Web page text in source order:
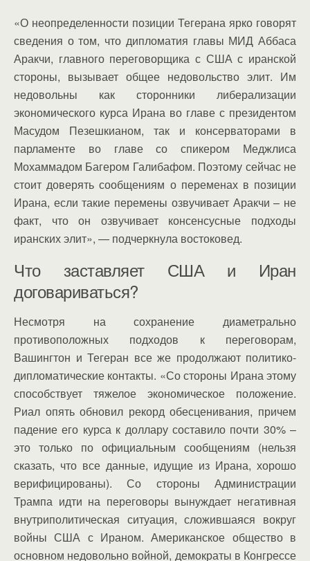
«О неопределенности позиции Тегерана ярко говорят
сведения о том, что дипломатия главы МИД Аббаса
Аракчи, главного переговорщика с США с иранской
стороны, вызывает общее недовольство элит. Им
недовольны как сторонники либерализации
экономического курса Ирана во главе с президентом
Масудом Пезешкианом, так и консерваторами в
парламенте во главе со спикером Меджлиса
Мохаммадом Багером Галибафом. Поэтому сейчас не
стоит доверять сообщениям о переменах в позиции
Ирана, если такие перемены озвучивает Аракчи – не
факт, что он озвучивает консенсусные подходы
иранских элит», — подчеркнула востоковед.
Что заставляет США и Иран
договариваться?
Несмотря на сохранение диаметрально
противоположных подходов к переговорам,
Вашингтон и Тегеран все же продолжают политико-
дипломатические контакты. «Со стороны Ирана этому
способствует тяжелое экономическое положение.
Риал опять обновил рекорд обесценивания, причем
падение его курса к доллару составило почти 30% –
это только по официальным сообщениям (нельзя
сказать, что все данные, идущие из Ирана, хорошо
верифицированы). Со стороны Администрации
Трампа идти на переговоры вынуждает негативная
внутриполитическая ситуация, сложившаяся вокруг
войны США с Ираном. Американское общество в
основном недовольно войной, демократы в Конгрессе